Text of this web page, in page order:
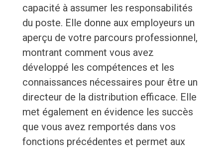
capacité à assumer les responsabilités
du poste. Elle donne aux employeurs un
aperçu de votre parcours professionnel,
montrant comment vous avez
développé les compétences et les
connaissances nécessaires pour être un
directeur de la distribution efficace. Elle
met également en évidence les succès
que vous avez remportés dans vos
fonctions précédentes et permet aux